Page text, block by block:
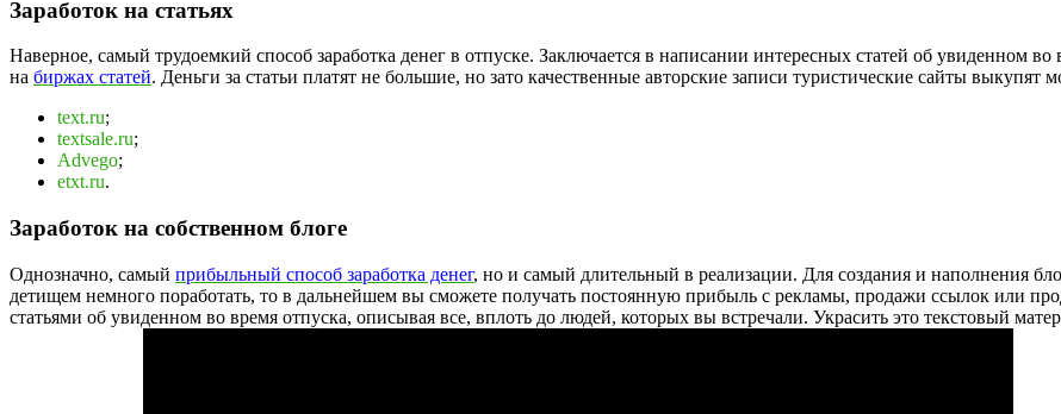
Заработок на статьях
Наверное, самый трудоемкий способ заработка денег в отпуске. Заключается в написании интересных статей об увиденном во
на биржах статей. Деньги за статьи платят не большие, но зато качественные авторские записи туристические сайты
text.ru;
textsale.ru;
Advego;
etxt.ru.
Заработок на собственном блоге
Однозначно, самый прибыльный способ заработка денег, но и самый длительный в реализации. Для создания и наполнения
детищем немного поработать, то в дальнейшем вы сможете получать постоянную прибыль с рекламы, продажи ссылок или
статьями об увиденном во время отпуска, описывая все, вплоть до людей, которых вы встречали. Украсить это текстовый